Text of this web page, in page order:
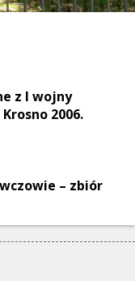
z I wojny
2006.
– zbiór